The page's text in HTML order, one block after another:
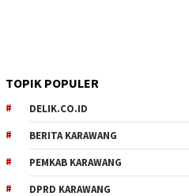
TOPIK POPULER
DELIK.CO.ID
BERITA KARAWANG
PEMKAB KARAWANG
DPRD KARAWANG